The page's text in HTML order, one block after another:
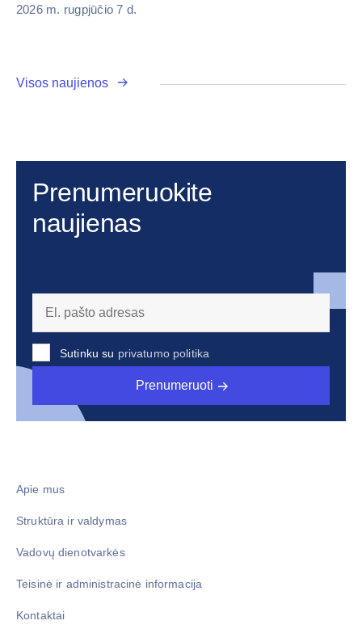
2026 m. rugpjūčio 7 d.
Visos naujienos
Prenumeruokite
naujienas
Sutinku su privatumo politika
Prenumeruoti
Apie mus
Struktūra ir valdymas
Vadovų dienotvarkės
Teisinė ir administracinė informacija
Kontaktai